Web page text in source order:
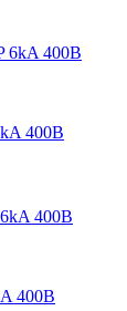
400В
400В